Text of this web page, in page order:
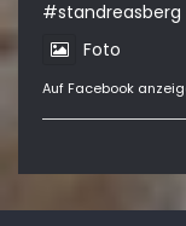
#standreasberg
Foto
Auf Facebook